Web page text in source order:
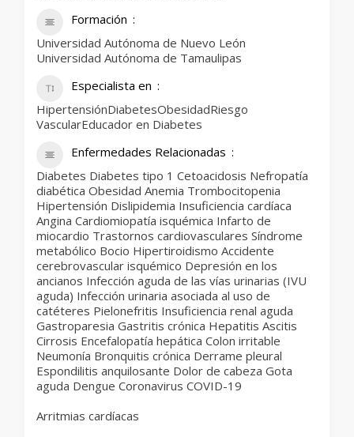
Formación
Universidad Autónoma de Nuevo León
Universidad Autónoma de Tamaulipas
Especialista en
HipertensiónDiabetesObesidadRiesgo
VascularEducador en Diabetes
Enfermedades Relacionadas
Diabetes Diabetes tipo 1 Cetoacidosis Nefropatía
diabética Obesidad Anemia Trombocitopenia
Hipertensión Dislipidemia Insuficiencia cardíaca
Angina Cardiomiopatía isquémica Infarto de
miocardio Trastornos cardiovasculares Síndrome
metabólico Bocio Hipertiroidismo Accidente
cerebrovascular isquémico Depresión en los
ancianos Infección aguda de las vías urinarias (IVU
aguda) Infección urinaria asociada al uso de
catéteres Pielonefritis Insuficiencia renal aguda
Gastroparesia Gastritis crónica Hepatitis Ascitis
Cirrosis Encefalopatía hepática Colon irritable
Neumonía Bronquitis crónica Derrame pleural
Espondilitis anquilosante Dolor de cabeza Gota
aguda Dengue Coronavirus COVID-19
Arritmias cardíacas